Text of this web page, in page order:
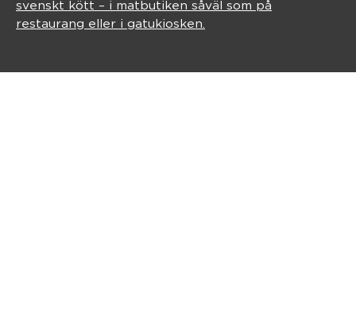
svenskt kött – i matbutiken såväl som på
restaurang eller i gatukiosken.